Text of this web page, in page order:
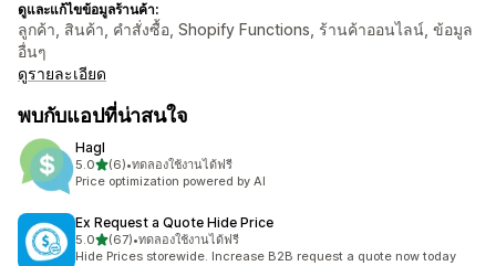
ดูและแก้ไขข้อมูลร้านค้า:
ลูกค้า, สินค้า, คำสั่งซื้อ, Shopify Functions, ร้านค้าออนไลน์, ข้อมูล
อื่นๆ
ดูรายละเอียด
พบกับแอปที่น่าสนใจ
Hagl
5.0เต็ม 5 ดาว
(6)
ทั้งหมด 6 รีวิว
•ทดลองใช้งานได้ฟรี
Price optimization powered by AI
Ex Request a Quote Hide Price
5.0เต็ม 5 ดาว
(67)
ทั้งหมด 67 รีวิว
•ทดลองใช้งานได้ฟรี
Hide Prices storewide. Increase B2B request a quote now today